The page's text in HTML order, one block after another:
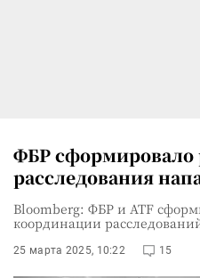
ФБР сформировало
расследования
Bloomberg: ФБР и ATF
координации
25 марта 2025, 10:22 15